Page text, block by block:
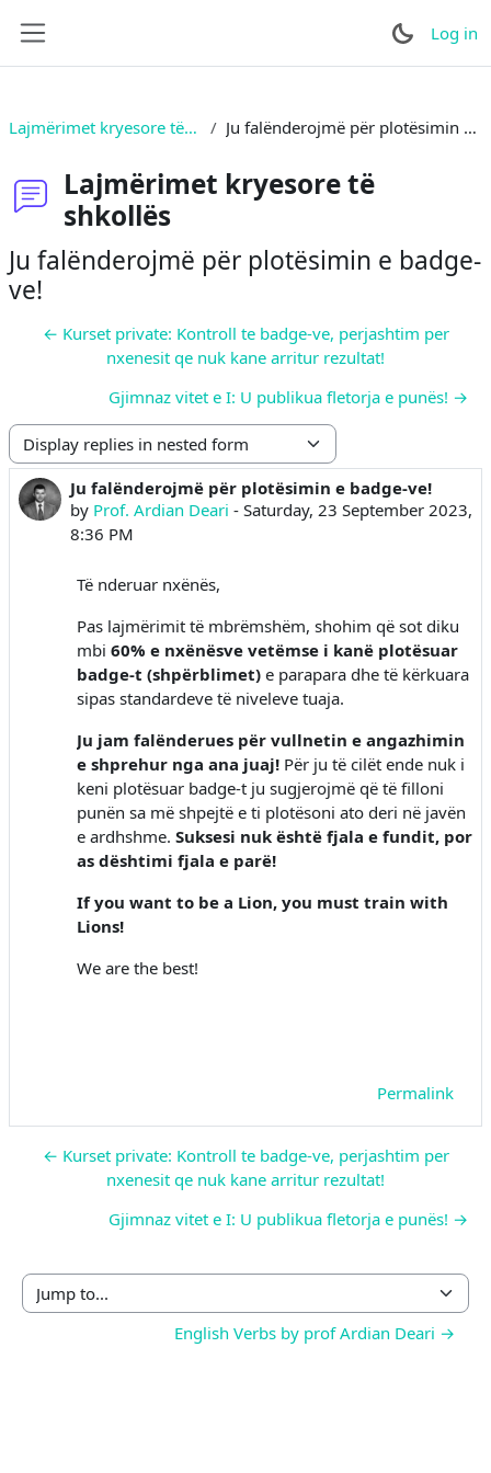
Log in
Lajmërimet kryesore të shkollës Ju falënderojmë për plotësimin e badge-ve!
Lajmërimet kryesore të
shkollës
Ju falënderojmë për plotësimin e badge-
ve!
← Kurset private: Kontroll te badge-ve, perjashtim per
nxenesit qe nuk kane arritur rezultat!
Gjimnaz vitet e I: U publikua fletorja e punës! →
Display mode
Ju falënderojmë për plotësimin e badge-ve!
by Prof. Ardian Deari - Saturday, 23 September 2023,
8:36 PM
Number of replies: 0
Të nderuar nxënës,
Pas lajmërimit të mbrëmshëm, shohim që sot diku
mbi 60% e nxënësve vetëmse i kanë plotësuar
badge-t (shpërblimet) e parapara dhe të kërkuara
sipas standardeve të niveleve tuaja.
Ju jam falënderues për vullnetin e angazhimin
e shprehur nga ana juaj! Për ju të cilët ende nuk i
keni plotësuar badge-t ju sugjerojmë që të filloni
punën sa më shpejtë e ti plotësoni ato deri në javën
e ardhshme. Suksesi nuk është fjala e fundit, por
as dështimi fjala e parë!
If you want to be a Lion, you must train with
Lions!
We are the best!
Permalink
← Kurset private: Kontroll te badge-ve, perjashtim per
nxenesit qe nuk kane arritur rezultat!
Gjimnaz vitet e I: U publikua fletorja e punës! →
Jump to...
English Verbs by prof Ardian Deari →